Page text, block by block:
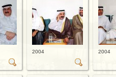
2004 2004